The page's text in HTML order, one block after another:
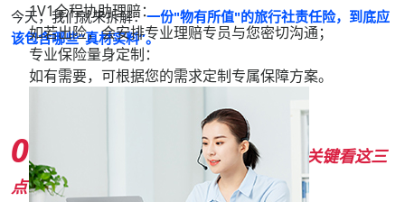
1V1全程协助理赔：
如若出险，会安排专业理赔专员与您密切沟通；
专业保险量身定制：
如有需要，可根据您的需求定制专属保障方案。
今天，我们就来拆解：一份"物有所值"的旅行社责任险，到底应
该包含哪些“真材实料”。
01
投保旅行社责任险关键看这三
点